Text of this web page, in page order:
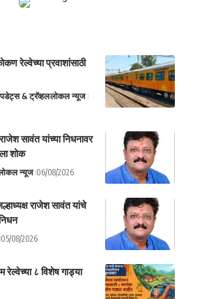
रेल्वेच्या प्रवाशांसाठी
& ट्रॅव्हललोकल न्यूज
सावंत यांच्या निधनावर
शोक
न्यूज 06/08/2026
राजेश सावंत यांचे
05/08/2026
रेल्वेच्या ८ विशेष गाड्या